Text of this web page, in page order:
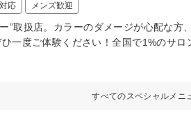
応 メンズ歓迎
取扱店。カラーのダメージが心配な方
一度ご体験ください！全国で1%のサロ
すべてのスペシャルメニ